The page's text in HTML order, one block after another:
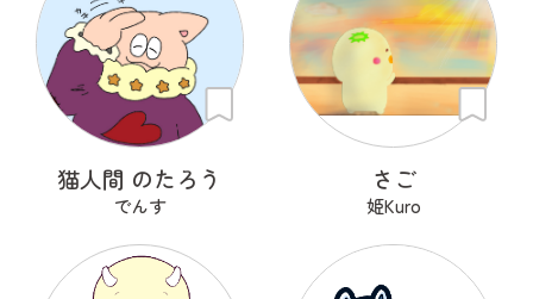
猫人間 のたろう
でんす
さご
姫Kuro